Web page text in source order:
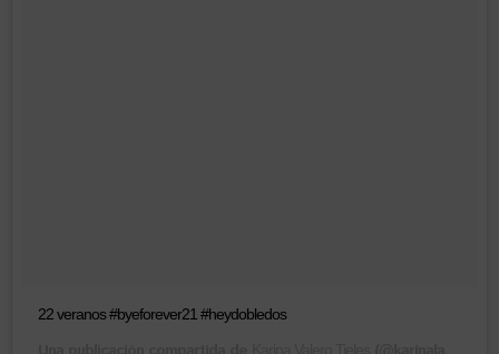
22 veranos #byeforever21 #heydobledos